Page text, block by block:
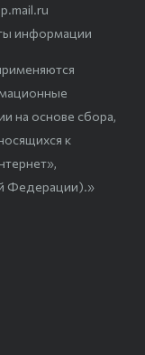
информации
на основе сбора,
к
Федерации).»